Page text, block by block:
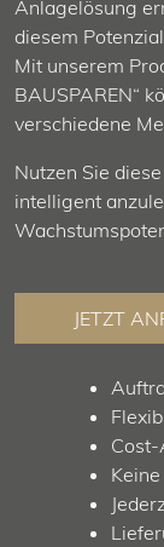
Anlagelösung
diesem
Mit unserem
BAUSPAREN“
verschiedene
Nutzen Sie
intelligent
JETZT